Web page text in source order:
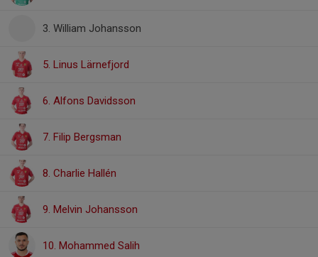
3. William Johansson
5. Linus Lärnefjord
6. Alfons Davidsson
7. Filip Bergsman
8. Charlie Hallén
9. Melvin Johansson
10. Mohammed Salih